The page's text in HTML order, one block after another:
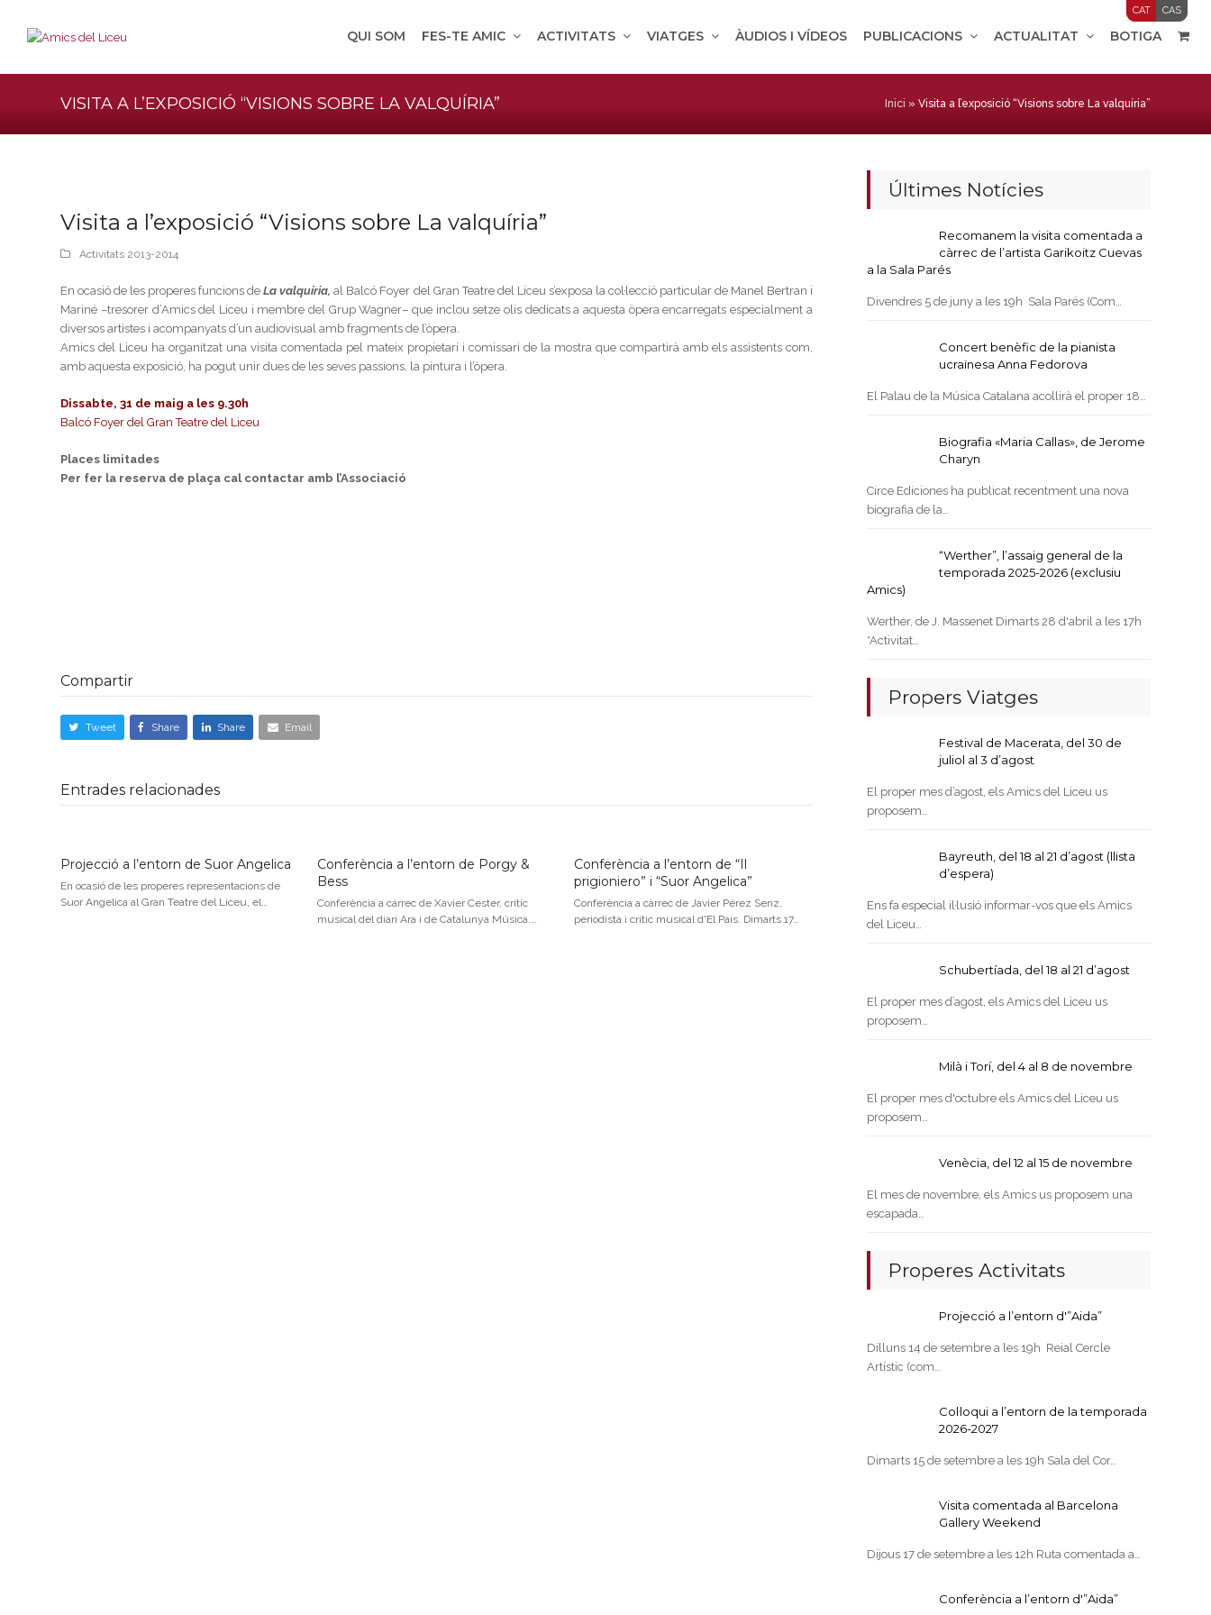
CAT CAS
QUI SOM FES-TE AMIC ACTIVITATS VIATGES ÀUDIOS I VÍDEOS PUBLICACIONS ACTUALITAT BOTIGA
VISITA A L’EXPOSICIÓ “VISIONS SOBRE LA VALQUÍRIA” Inici » Visita a l’exposició “Visions sobre La valquíria”
Visita a l’exposició “Visions sobre La valquíria”
Activitats 2013-2014
En ocasió de les properes funcions deLa valquíria, al Balcó Foyer del Gran Teatre del Liceu s’exposa la col·lecció particular de Manel Bertran i
Mariné –tresorer d’Amics del Liceu i membre del Grup Wagner– que inclou setze olis dedicats a aquesta òpera encarregats especialment a
diversos artistes i acompanyats d’un audiovisual amb fragments de l’òpera.
Amics del Liceu ha organitzat una visita comentada pel mateix propietari i comissari de la mostra que compartirà amb els assistents com,
amb aquesta exposició, ha pogut unir dues de les seves passions, la pintura i l’òpera.
Dissabte, 31 de maig a les 9.30h
Balcó Foyer del Gran Teatre del Liceu
Places limitades
Per fer la reserva de plaça cal contactar amb l’Associació
Compartir
Tweet Share Share Email
Entrades relacionades
Projecció a l’entorn de Suor Angelica
En ocasió de les properes representacions de
Suor Angelica al Gran Teatre del Liceu, el…
Conferència a l’entorn de Porgy &
Bess
Conferència a càrrec de Xavier Cester, crític
musical del diari Ara i de Catalunya Música.…
Conferència a l’entorn de “Il
prigioniero” i “Suor Angelica”
Conferència a càrrec de Javier Pérez Senz,
periodista i crític musical d'El País. Dimarts 17…
Últimes Notícies
Recomanem la visita comentada a
càrrec de l’artista Garikoitz Cuevas
a la Sala Parés
Divendres 5 de juny a les 19h Sala Parés (Com…
Concert benèfic de la pianista
ucraïnesa Anna Fedorova
El Palau de la Música Catalana acollirà el proper 18…
Biografia «Maria Callas», de Jerome
Charyn
Circe Ediciones ha publicat recentment una nova
biografia de la…
“Werther”, l’assaig general de la
temporada 2025-2026 (exclusiu
Amics)
Werther, de J. Massenet Dimarts 28 d'abril a les 17h
*Activitat…
Propers Viatges
Festival de Macerata, del 30 de
juliol al 3 d’agost
El proper mes d’agost, els Amics del Liceu us
proposem…
Bayreuth, del 18 al 21 d’agost (llista
d’espera)
Ens fa especial il·lusió informar-vos que els Amics
del Liceu…
Schubertíada, del 18 al 21 d’agost
El proper mes d’agost, els Amics del Liceu us
proposem…
Milà i Torí, del 4 al 8 de novembre
El proper mes d'octubre els Amics del Liceu us
proposem…
Venècia, del 12 al 15 de novembre
El mes de novembre, els Amics us proposem una
escapada…
Properes Activitats
Projecció a l’entorn d'”Aida”
Dilluns 14 de setembre a les 19h Reial Cercle
Artístic (com…
Col·loqui a l’entorn de la temporada
2026-2027
Dimarts 15 de setembre a les 19h Sala del Cor…
Visita comentada al Barcelona
Gallery Weekend
Dijous 17 de setembre a les 12h Ruta comentada a…
Conferència a l’entorn d'”Aida”